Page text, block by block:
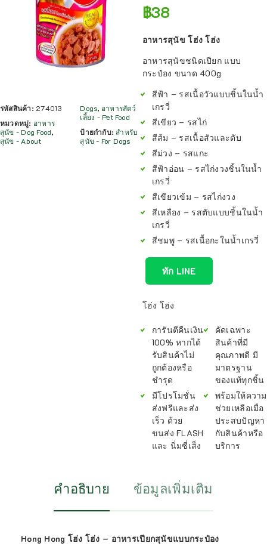
รหัสสินค้า: 274013
หมวดหมู่: อาหาร
สุนัข - Dog Food,
สุนัข - About
Dogs, อาหารสัตว์
เลี้ยง - Pet Food
ป้ายกำกับ:สำหรับ
สุนัข - For Dogs
฿38
อาหารสุนัข โฮ่ง โฮ่ง
อาหารสุนัขชนิดเปียก แบบ
กระป๋อง ขนาด 400g
สีฟ้า – รสเนื้อวัวแบบชิ้นในน้ำ
เกรวี่
สีเขียว – รสไก่
สีส้ม – รสเนื้อสัวและตับ
สีม่วง – รสแกะ
สีฟ้าอ่อน – รสไก่งวงชิ้นในน้ำ
เกรวี่
สีเขียวเข้ม – รสไก่งวง
สีเหลือง – รสตับแบบชิ้นในน้ำ
เกรวี่
สีชมพู – รสเนื้อกะในน้ำเกรวี่
ทัก LINE
โฮ่ง โฮ่ง
การันตีคืนเงิน
100% หากได้
รับสินค้าไม่
ถูกต้องหรือ
ชำรุด
มีโปรโมชั่น
ส่งฟรีและส่ง
เร็ว ด้วย
ขนส่ง FLASH
และ นิ่มซี่เส็ง
คัดเฉพาะ
สินค้าที่มี
คุณภาพดี มี
มาตรฐาน
ของแท้ทุกชิ้น
พร้อมให้ความ
ช่วยเหลือเมื่อ
ประสบปัญหา
กับสินค้าหรือ
บริการ
คำอธิบาย ข้อมูลเพิ่มเติม
Hong Hong โฮ่ง โฮ่ง – อาหารเปียกสุนัขแบบกระป๋อง